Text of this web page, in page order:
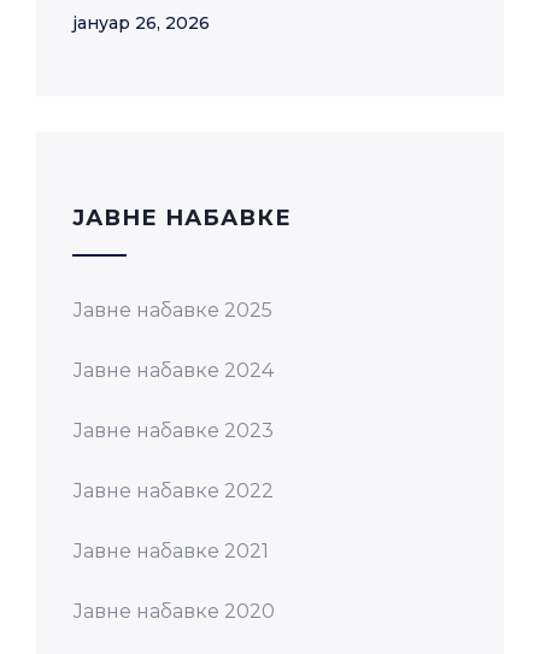
јануар 26, 2026
JАВНЕ НАБАВКЕ
Јавне набавке 2025
Јавне набавке 2024
Јавне набавке 2023
Јавне набавке 2022
Јавне набавке 2021
Јавне набавке 2020